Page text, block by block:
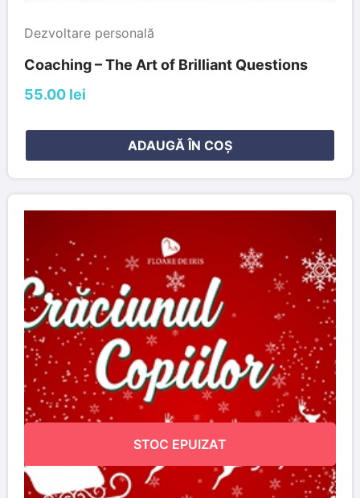
Dezvoltare personală
Coaching – The Art of Brilliant Questions
55.00 lei
ADAUGĂ ÎN COȘ
STOC EPUIZAT